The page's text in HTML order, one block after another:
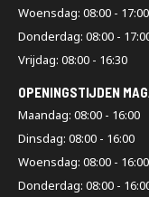
Ons team van
Veelgestelde
Zijn gebruikte
nieuwe?
Ja, bij Magazijnplein
Woensdag: 08:00 - 17:00
Donderdag: 08:00 -
Vrijdag: 08:00 - 16:30
OPENINGSTIJDEN
Maandag: 08:00 - 16:00
Dinsdag: 08:00 - 16:00
Woensdag: 08:00 - 16:00
Donderdag: 08:00 -